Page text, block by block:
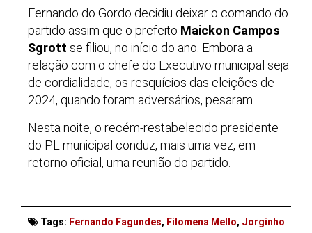
Fernando do Gordo decidiu deixar o comando do
partido assim que o prefeito Maickon Campos
Sgrott se filiou, no início do ano. Embora a
relação com o chefe do Executivo municipal seja
de cordialidade, os resquícios das eleições de
2024, quando foram adversários, pesaram.
Nesta noite, o recém-restabelecido presidente
do PL municipal conduz, mais uma vez, em
retorno oficial, uma reunião do partido.
Tags: Fernando Fagundes, Filomena Mello, Jorginho